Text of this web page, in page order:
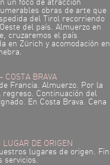
un foco de atracción
obras de arte que
del Tirol recorriendo
del país. Almuerzo en
cruzaremos el país
en Zürich y acomodación en
COSTA BRAVA
Francia. Almuerzo. Por la
Continuación del
En Costa Brava. Cena
DE ORIGEN
lugares de origen. Fin
servicios.